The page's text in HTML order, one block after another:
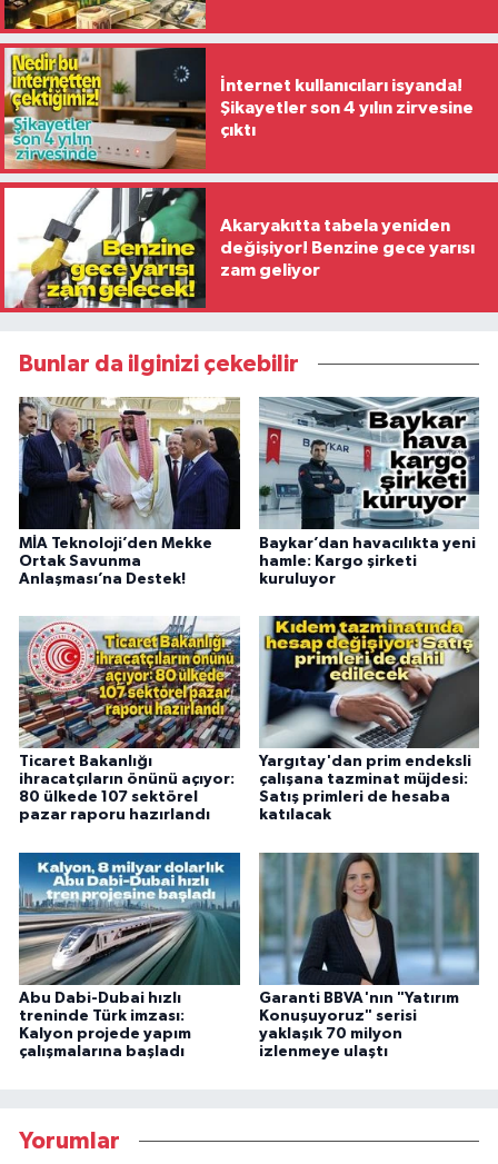
İnternet kullanıcıları isyanda!
Şikayetler son 4 yılın zirvesine
çıktı
Akaryakıtta tabela yeniden
değişiyor! Benzine gece yarısı
zam geliyor
Bunlar da ilginizi çekebilir
MİA Teknoloji’den Mekke
Ortak Savunma
Anlaşması’na Destek!
Baykar’dan havacılıkta yeni
hamle: Kargo şirketi
kuruluyor
Ticaret Bakanlığı
ihracatçıların önünü açıyor:
80 ülkede 107 sektörel
pazar raporu hazırlandı
Yargıtay'dan prim endeksli
çalışana tazminat müjdesi:
Satış primleri de hesaba
katılacak
Abu Dabi-Dubai hızlı
treninde Türk imzası:
Kalyon projede yapım
çalışmalarına başladı
Garanti BBVA'nın "Yatırım
Konuşuyoruz" serisi
yaklaşık 70 milyon
izlenmeye ulaştı
Yorumlar